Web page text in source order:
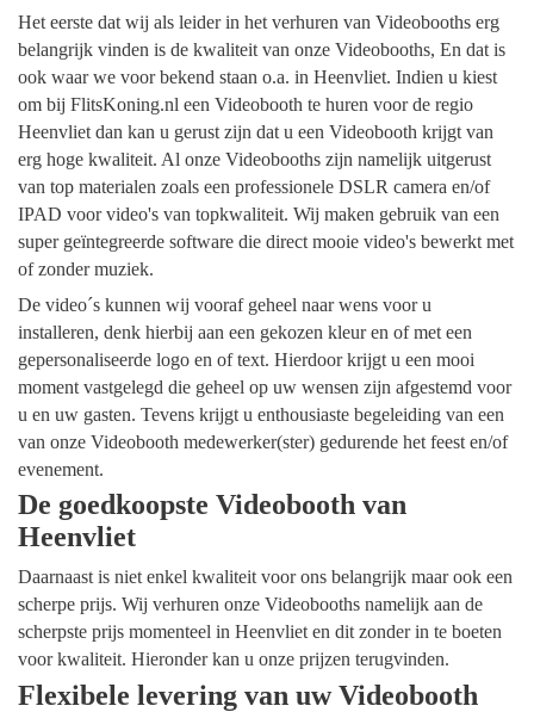
Het eerste dat wij als leider in het verhuren van Videobooths erg
belangrijk vinden is de kwaliteit van onze Videobooths, En dat is
ook waar we voor bekend staan o.a. in Heenvliet. Indien u kiest
om bij FlitsKoning.nl een Videobooth te huren voor de regio
Heenvliet dan kan u gerust zijn dat u een Videobooth krijgt van
erg hoge kwaliteit. Al onze Videobooths zijn namelijk uitgerust
van top materialen zoals een professionele DSLR camera en/of
IPAD voor video's van topkwaliteit. Wij maken gebruik van een
super geïntegreerde software die direct mooie video's bewerkt met
of zonder muziek.
De video´s kunnen wij vooraf geheel naar wens voor u
installeren, denk hierbij aan een gekozen kleur en of met een
gepersonaliseerde logo en of text. Hierdoor krijgt u een mooi
moment vastgelegd die geheel op uw wensen zijn afgestemd voor
u en uw gasten. Tevens krijgt u enthousiaste begeleiding van een
van onze Videobooth medewerker(ster) gedurende het feest en/of
evenement.
De goedkoopste Videobooth van
Heenvliet
Daarnaast is niet enkel kwaliteit voor ons belangrijk maar ook een
scherpe prijs. Wij verhuren onze Videobooths namelijk aan de
scherpste prijs momenteel in Heenvliet en dit zonder in te boeten
voor kwaliteit. Hieronder kan u onze prijzen terugvinden.
Flexibele levering van uw Videobooth